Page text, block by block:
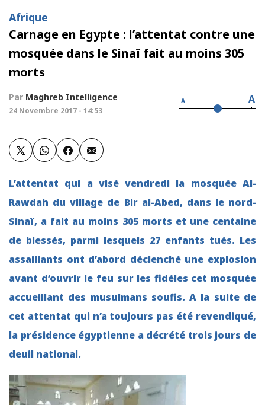
Afrique
Carnage en Egypte : l’attentat contre une
mosquée dans le Sinaï fait au moins 305
morts
Par Maghreb Intelligence
24 Novembre 2017 - 14:53
A A
L’attentat qui a visé vendredi la mosquée Al-
Rawdah du village de Bir al-Abed, dans le nord-
Sinaï, a fait au moins 305 morts et une centaine
de blessés, parmi lesquels 27 enfants tués. Les
assaillants ont d’abord déclenché une explosion
avant d’ouvrir le feu sur les fidèles cet mosquée
accueillant des musulmans soufis. A la suite de
cet attentat qui n’a toujours pas été revendiqué,
la présidence égyptienne a décrété trois jours de
deuil national.